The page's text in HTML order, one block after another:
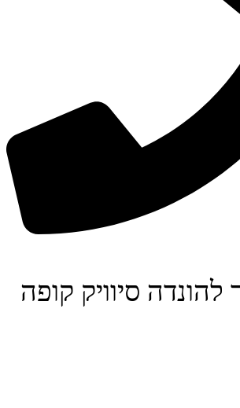
להונדה סיוויק קופה